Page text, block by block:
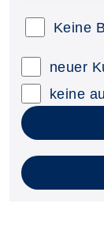
Keine
neuer
keine